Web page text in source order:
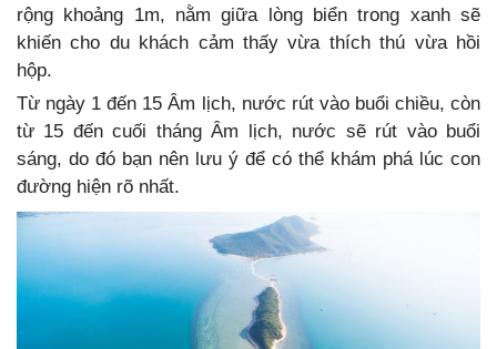
rộng khoảng 1m, nằm giữa lòng biển trong xanh sẽ
khiến cho du khách cảm thấy vừa thích thú vừa hồi
hộp.
Từ ngày 1 đến 15 Âm lịch, nước rút vào buổi chiều, còn
từ 15 đến cuối tháng Âm lịch, nước sẽ rút vào buổi
sáng, do đó bạn nên lưu ý để có thể khám phá lúc con
đường hiện rõ nhất.